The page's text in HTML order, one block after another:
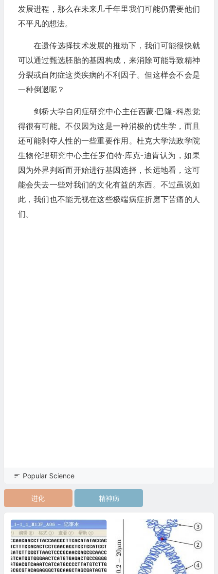
发展进程，那么在未来几千年里我们可能仍需要他们
不平凡的想法。
在遗传选择技术发展的推动下，我们可能很快就
可以通过甄选胚胎的基因构成，来消除可能导致精神
分裂或自闭症这类疾病的不利因子。但这样会不会是
一种倒退呢？
剑桥大学自闭症研究中心主任西蒙·巴隆-科恩觉
得很有可能。不仅因为这是一种消极的优生学，而且
还可能剥夺人性的一些重要作用。杜克大学法政学院
生物伦理研究中心主任罗伯特·库克-迪肯认为，如果
因为外界判断而开始进行基因选择，长远地看，这可
能会失去一些对我们的文化有益的东西。不过虽说如
此，我们也不能无视在这些极端病症折磨下苦痛的人
们。
Popular Science
进化 精神病